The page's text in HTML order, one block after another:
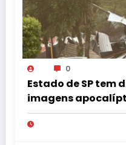
0
Estado de SP tem
imagens
na região